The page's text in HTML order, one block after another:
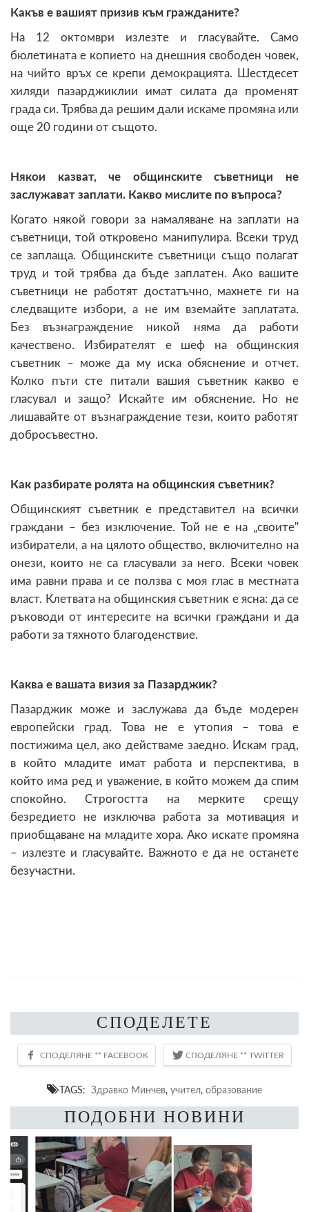
Какъв е вашият призив към гражданите?
На 12 октомври излезте и гласувайте. Само
бюлетината е копието на днешния свободен човек,
на чийто връх се крепи демокрацията. Шестдесет
хиляди пазарджиклии имат силата да променят
града си. Трябва да решим дали искаме промяна или
още 20 години от същото.
Някои казват, че общинските съветници не
заслужават заплати. Какво мислите по въпроса?
Когато някой говори за намаляване на заплати на
съветници, той откровено манипулира. Всеки труд
се заплаща. Общинските съветници също полагат
труд и той трябва да бъде заплатен. Ако вашите
съветници не работят достатъчно, махнете ги на
следващите избори, а не им вземайте заплатата.
Без възнаграждение никой няма да работи
качествено. Избирателят е шеф на общинския
съветник – може да му иска обяснение и отчет.
Колко пъти сте питали вашия съветник какво е
гласувал и защо? Искайте им обяснение. Но не
лишавайте от възнаграждение тези, които работят
добросъвестно.
Как разбирате ролята на общинския съветник?
Общинският съветник е представител на всички
граждани – без изключение. Той не е на „своите"
избиратели, а на цялото общество, включително на
онези, които не са гласували за него. Всеки човек
има равни права и се ползва с моя глас в местната
власт. Клетвата на общинския съветник е ясна: да се
ръководи от интересите на всички граждани и да
работи за тяхното благоденствие.
Каква е вашата визия за Пазарджик?
Пазарджик може и заслужава да бъде модерен
европейски град. Това не е утопия – това е
постижима цел, ако действаме заедно. Искам град,
в който младите имат работа и перспектива, в
който има ред и уважение, в който можем да спим
спокойно. Строгостта на мерките срещу
безредието не изключва работа за мотивация и
приобщаване на младите хора. Ако искате промяна
– излезте и гласувайте. Важното е да не останете
безучастни.
СПОДЕЛЕТЕ
TAGS: Здравко Минчев, учител, образование
ПОДОБНИ НОВИНИ